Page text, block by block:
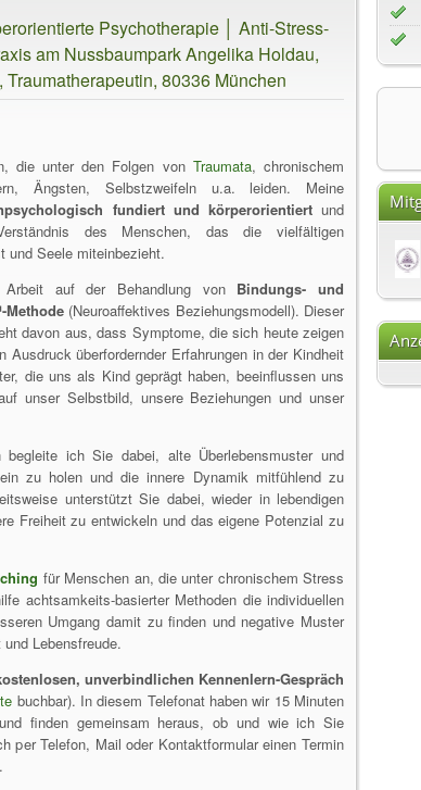
Psychotherapie │ Anti-Stress-
am Nussbaumpark Angelika Holdau,
80336 München
die unter den Folgen von Traumata, chronischem
Ängsten, Selbstzweifeln u.a. leiden. Meine
fundiert und körperorientiertund
des Menschen, das die vielfältigen
und Seele miteinbezieht.
auf der Behandlung von Bindungs- und
(Neuroaffektives Beziehungsmodell). Dieser
davon aus, dass Symptome, die sich heute zeigen
überfordernder Erfahrungen in der Kindheit
die uns als Kind geprägt haben, beeinflussen uns
unser Selbstbild, unsere Beziehungen und unser
ich Sie dabei, alte Überlebensmuster und
zu holen und die innere Dynamik mitfühlend zu
unterstützt Sie dabei, wieder in lebendigen
Freiheit zu entwickeln und das eigene Potenzial zu
für Menschen an, die unter chronischem Stress
achtsamkeits-basierter Methoden die individuellen
Umgang damit zu finden und negative Muster
Lebensfreude.
unverbindlichen Kennenlern-Gespräch
buchbar). In diesem Telefonat haben wir 15 Minuten
finden gemeinsam heraus, ob und wie ich Sie
per Telefon, Mail oder Kontaktformular einen Termin